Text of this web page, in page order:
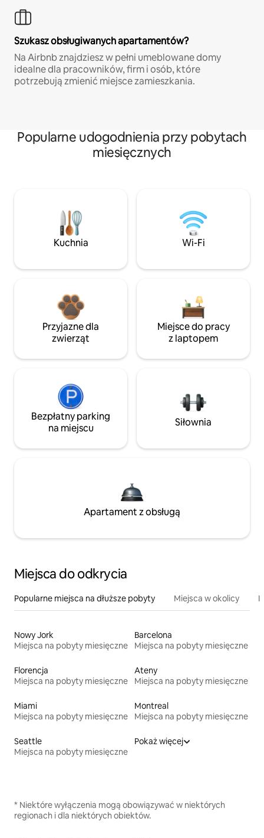
Szukasz obsługiwanych apartamentów?
Na Airbnb znajdziesz w pełni umeblowane domy
idealne dla pracowników, firm i osób, które
potrzebują zmienić miejsce zamieszkania.
Popularne udogodnienia przy pobytach
miesięcznych
Kuchnia Wi-Fi
Przyjazne dla
zwierząt
Miejsce do pracy
z laptopem
Bezpłatny parking
na miejscu
Siłownia
Apartament z obsługą
Miejsca do odkrycia
Popularne miejsca na dłuższe pobyty Miejsca w okolicy
Nowy Jork
Miejsca na pobyty miesięczne
Barcelona
Miejsca na pobyty miesięczne
Florencja
Miejsca na pobyty miesięczne
Ateny
Miejsca na pobyty miesięczne
Miami
Miejsca na pobyty miesięczne
Montreal
Miejsca na pobyty miesięczne
Seattle
Miejsca na pobyty miesięczne
Pokaż więcej
* Niektóre wyłączenia mogą obowiązywać w niektórych
regionach i dla niektórych obiektów.